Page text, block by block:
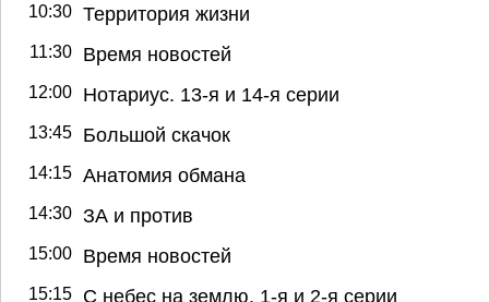
10:30 Территория жизни
11:30 Время новостей
12:00 Нотариус. 13-я и 14-я серии
13:45 Большой скачок
14:15 Анатомия обмана
14:30 ЗА и против
15:00 Время новостей
15:15 С небес на землю. 1-я и 2-я серии